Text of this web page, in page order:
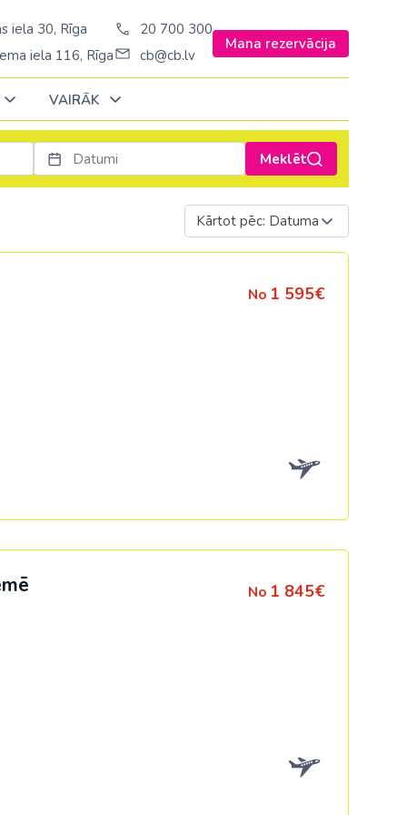
iela 30, Rīga
iela 116, Rīga
20 700 300
cb@cb.lv
Mana rezervācija
Decembrī Janvārī
Decembrī Janvārī
Panama
Decembrī Janvārī
VAIRĀK
Meklēt
Kārtot pēc: Datuma
No 1 595€
No 1 845€